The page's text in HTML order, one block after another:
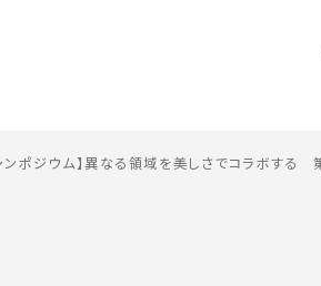
ンポジウム】異なる領域を美しさでコラボす